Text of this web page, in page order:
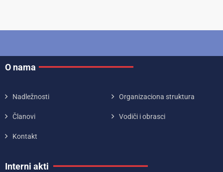
O nama
Nadležnosti Organizaciona struktura
Članovi Vodiči i obrasci
Kontakt
Interni akti